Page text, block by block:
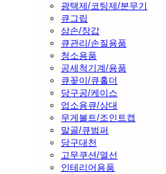
광택제/코팅제/분무기
큐그립
삼손/장갑
큐관리/손질용품
청소용품
공세척기계/용품
큐꽂이/큐홀더
당구공/케이스
업소용큐/상대
무게볼트/조인트캡
말골/큐범퍼
당구대천
고무쿠션/열선
인테리어용품